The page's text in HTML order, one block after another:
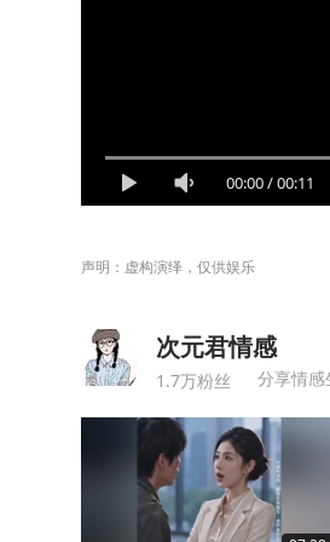
00:00/00:11
声明：虚构演绎，仅供娱乐
次元君情感
1.7万粉丝 分享情感